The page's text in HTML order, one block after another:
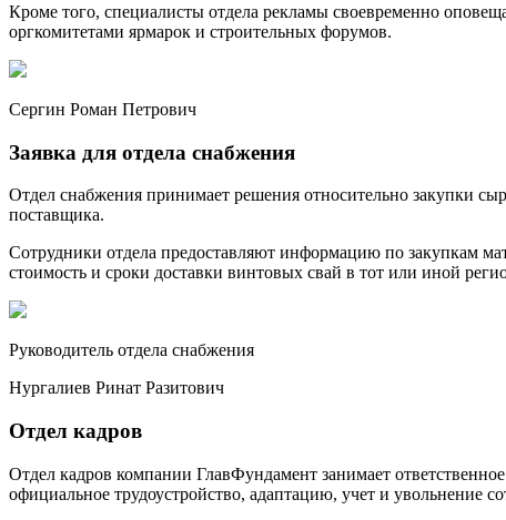
Кроме того, специалисты отдела рекламы своевременно
оргкомитетами ярмарок и строительных форумов.
Сергин Роман Петрович
Заявка для отдела снабжения
Отдел снабжения принимает решения относительно закупки
поставщика.
Сотрудники отдела предоставляют информацию по закупкам
стоимость и сроки доставки винтовых свай в тот или иной
Руководитель отдела снабжения
Нургалиев Ринат Разитович
Отдел кадров
Отдел кадров компании ГлавФундамент занимает
официальное трудоустройство, адаптацию, учет и увольнение